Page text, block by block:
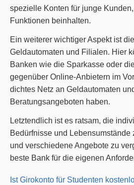
spezielle Konten für junge
Funktionen beinhalten.
Ein weiterer wichtiger Aspekt ist
Geldautomaten und Filialen. Hier
Banken wie die Sparkasse oder
gegenüber Online-Anbietern im
dichtes Netz an Geldautomaten
Beratungsangeboten haben.
Letztendlich ist es ratsam, die
Bedürfnisse und Lebensumstände
und verschiedene Angebote zu
beste Bank für die eigenen
Ist Girokonto für Studenten